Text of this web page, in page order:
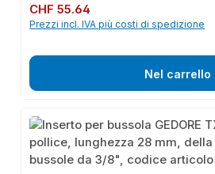
Prezzo normale:
CHF 55.64
Prezzi incl. IVA più costi di spedizione
Nel carrello